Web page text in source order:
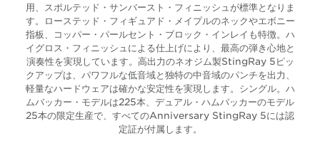
用、スポルテッド・サンバースト・フィニッシュが標準となりま
す。ローステッド・フィギュアド・メイプルのネックやエボニー
指板、コッパー・パールセント・ブロック・インレイも特徴。ハ
イグロス・フィニッシュによる仕上げにより、最高の弾き心地と
演奏性を実現しています。高出力のネオジム製StingRay 5ピッ
クアップは、パワフルな低音域と独特の中音域のパンチを出力、
軽量なハードウェアは確かな安定性を実現します。シングル。ハ
ムバッカー・モデルは225本、デュアル・ハムバッカーのモデル
25本の限定生産で、すべてのAnniversary StingRay 5には認
定証が付属します。